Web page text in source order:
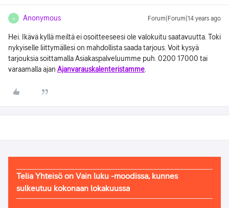
A Anonymous Forum|Forum|14 years ago
Hei. Ikävä kyllä meiltä ei osoitteeseesi ole valokuitu saatavuutta. Toki
nykyiselle liittymällesi on mahdollista saada tarjous. Voit kysyä
tarjouksia soittamalla Asiakaspalveluumme puh. 0200 17000 tai
varaamalla ajan Ajanvarauskalenteristamme
Telia Yhteisö on Vain luku -moodissa, kunnes
sulkeutuu kokonaan lokakuussa